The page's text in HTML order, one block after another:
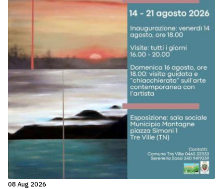
08 Aug 2026